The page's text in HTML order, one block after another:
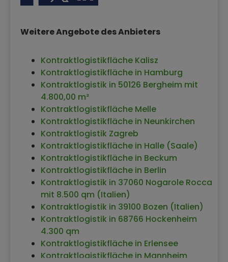
Weitere Angebote des Anbieters
Kontraktlogistikfläche Kalisz
Kontraktlogistikfläche in Hamburg
Kontraktlogistik in 50126 Bergheim mit
4.800,00 m²
Kontraktlogistikfläche Melle
Kontraktlogistikfläche in Neunkirchen
Kontraktlogistik Zagreb
Kontraktlogistikfläche in Halle (Saale)
Kontraktlogistikfläche in Beckum
Kontraktlogistikfläche in Berlin
Kontraktlogistik in 37060 Nogarole Rocca
mit 8.500 qm (Italien)
Kontraktlogistik in 39100 Bozen (Italien)
Kontraktlogistik in 68766 Hockenheim
4.300 qm
Kontraktlogistikfläche in Erlensee
Kontraktlogistikfläche in Mannheim